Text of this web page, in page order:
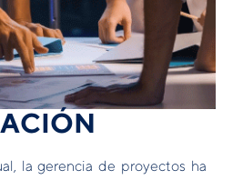
la gerencia de proyectos ha